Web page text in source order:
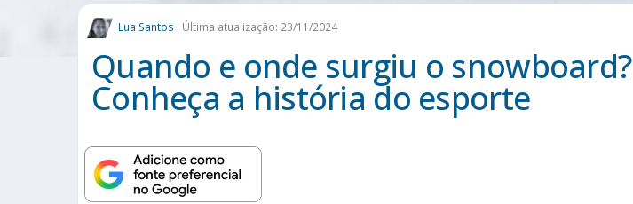
Lua Santos Última atualização: 23/11/2024
Quando e onde surgiu o snowboard?
Conheça a história do esporte